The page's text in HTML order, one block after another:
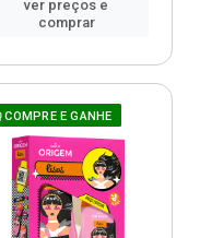
ver preços e
comprar
COMPRE E GANHE